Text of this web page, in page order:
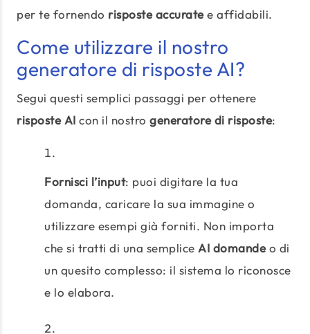
per te fornendo risposte accuratee affidabili.
Come utilizzare il nostro
generatore di risposte AI?
Segui questi semplici passaggi per ottenere
risposte AI con il nostro generatore di risposte:
Fornisci l’input: puoi digitare la tua
domanda, caricare la sua immagine o
utilizzare esempi già forniti. Non importa
che si tratti di una semplice AI domandeo di
un quesito complesso: il sistema lo riconosce
e lo elabora.